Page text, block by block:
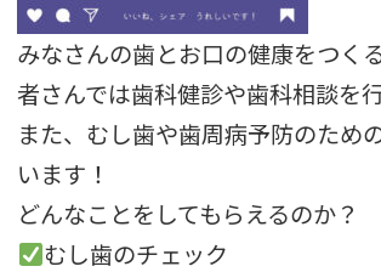
みなさんの歯とお口の健康をつく
者さんでは歯科健診や歯科相談を
また、むし歯や歯周病予防のため
います！
どんなことをしてもらえるのか？
むし歯のチェック